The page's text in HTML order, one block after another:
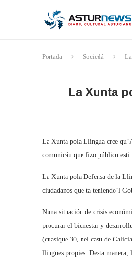
Portada Sociedá
La Xunta
La Xunta pola Llingua cree
comunicáu que fizo públicu esti
La Xunta pola Defensa de la
ciudadanos que ta teniendo’l
Nuna situación de crisis
procurar el bienestar y
(cuasique 30, nel casu de
llingües propies. Desta